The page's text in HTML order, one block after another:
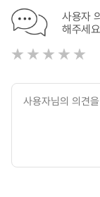
사용자
해주세